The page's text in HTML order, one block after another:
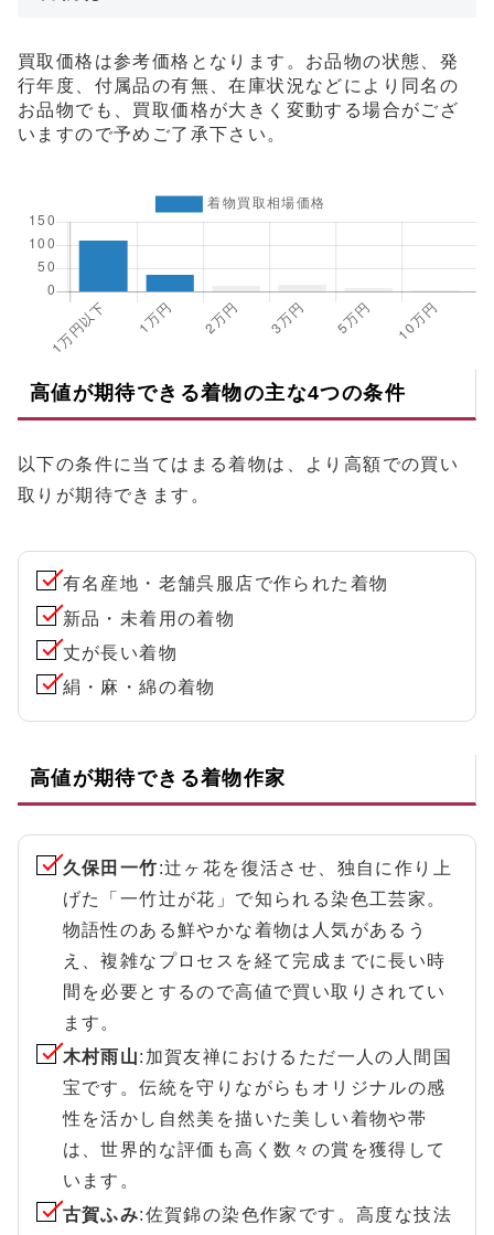
買取価格は参考価格となります。お品物の状態、発
行年度、付属品の有無、在庫状況などにより同名の
お品物でも、買取価格が大きく変動する場合がござ
いますので予めご了承下さい。
高値が期待できる着物の主な4つの条件
以下の条件に当てはまる着物は、より高額での買い
取りが期待できます。
有名産地・老舗呉服店で作られた着物
新品・未着用の着物
丈が長い着物
絹・麻・綿の着物
高値が期待できる着物作家
久保田一竹:辻ヶ花を復活させ、独自に作り上
げた「一竹辻が花」で知られる染色工芸家。
物語性のある鮮やかな着物は人気があるう
え、複雑なプロセスを経て完成までに長い時
間を必要とするので高値で買い取りされてい
ます。
木村雨山:加賀友禅におけるただ一人の人間国
宝です。伝統を守りながらもオリジナルの感
性を活かし自然美を描いた美しい着物や帯
は、世界的な評価も高く数々の賞を獲得して
います。
古賀ふみ:佐賀錦の染色作家です。高度な技法